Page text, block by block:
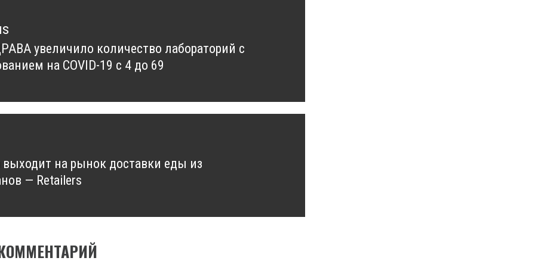
увеличило количество лабораторий с
на COVID-19 с 4 до 69
выходит на рынок доставки еды из
— Retailers